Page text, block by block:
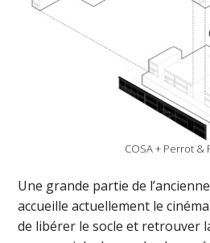
COSA + Perrot &
Une grande partie de
accueille actuellement le
de libérer le socle et retrouver